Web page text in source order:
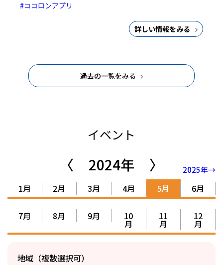
#ココロンアプリ
詳しい情報をみる
過去の一覧をみる
イベント
〈 2024年 〉 2025年→
1月 2月 3月 4月 5月 6月
7月 8月 9月 10
月
11
月
12
月
地域（複数選択可）